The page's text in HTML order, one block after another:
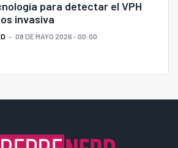
para detectar el VPH
invasiva
08 DE MAYO 2026 - 00:00